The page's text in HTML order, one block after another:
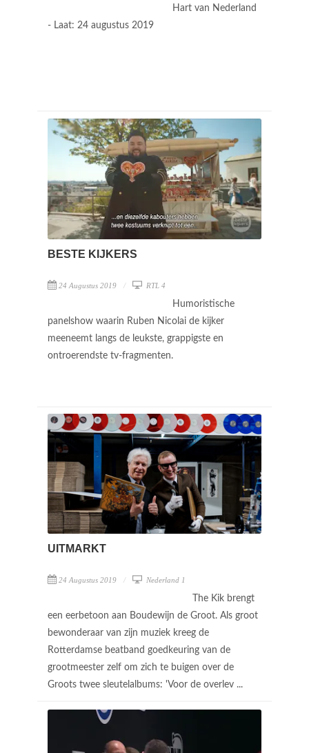
Hart van Nederland
- Laat: 24 augustus 2019
BESTE KIJKERS
24 Augustus 2019 RTL 4
Humoristische
panelshow waarin Ruben Nicolai de kijker
meeneemt langs de leukste, grappigste en
ontroerendste tv-fragmenten.
UITMARKT
24 Augustus 2019 Nederland 1
The Kik brengt
een eerbetoon aan Boudewijn de Groot. Als groot
bewonderaar van zijn muziek kreeg de
Rotterdamse beatband goedkeuring van de
grootmeester zelf om zich te buigen over de
Groots twee sleutelalbums: 'Voor de overlev ...